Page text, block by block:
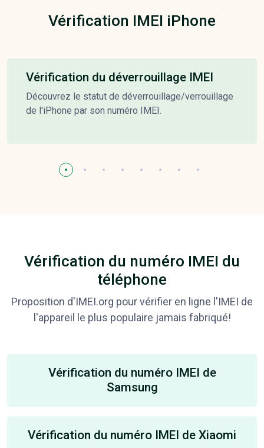
Vérification IMEI iPhone
Vérification du déverrouillage IMEI
Découvrez le statut de déverrouillage/verrouillage
de l'iPhone par son numéro IMEI.
Vérification du numéro IMEI du
téléphone
Proposition d'IMEI.org pour vérifier en ligne l'IMEI de
l'appareil le plus populaire jamais fabriqué!
Vérification du numéro IMEI de
Samsung
Vérification du numéro IMEI de Xiaomi